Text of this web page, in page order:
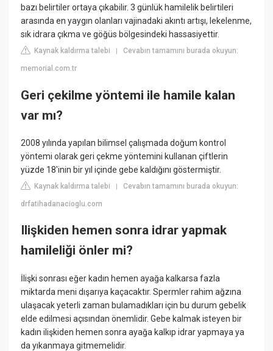
bazı belirtiler ortaya çıkabilir. 3 günlük hamilelik belirtileri
arasında en yaygın olanları vajinadaki akıntı artışı, lekelenme,
sık idrara çıkma ve göğüs bölgesindeki hassasiyettir.
Kaynak kaldırma talebi |Cevabın tamamını burada okuyun:
memorial.com.tr
Geri çekilme yöntemi ile hamile kalan
var mı?
2008 yılında yapılan bilimsel çalışmada doğum kontrol
yöntemi olarak geri çekme yöntemini kullanan çiftlerin
yüzde 18'inin bir yıl içinde gebe kaldığını göstermiştir.
Kaynak kaldırma talebi |Cevabın tamamını burada okuyun:
drfatihadanacioglu.com
Ilişkiden hemen sonra idrar yapmak
hamileliği önler mi?
İlişki sonrası eğer kadın hemen ayağa kalkarsa fazla
miktarda meni dışarıya kaçacaktır. Spermler rahim ağzına
ulaşacak yeterli zaman bulamadıkları için bu durum gebelik
elde edilmesi açısından önemlidir. Gebe kalmak isteyen bir
kadın ilişkiden hemen sonra ayağa kalkıp idrar yapmaya ya
da yıkanmaya gitmemelidir.